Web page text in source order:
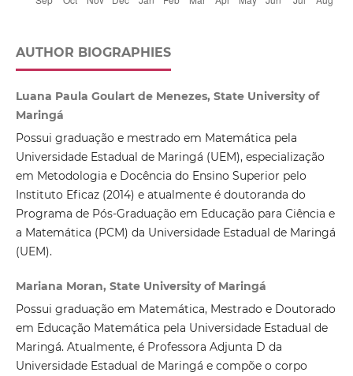
AUTHOR BIOGRAPHIES
Luana Paula Goulart de Menezes, State University of
Maringá
Possui graduação e mestrado em Matemática pela
Universidade Estadual de Maringá (UEM), especialização
em Metodologia e Docência do Ensino Superior pelo
Instituto Eficaz (2014) e atualmente é doutoranda do
Programa de Pós-Graduação em Educação para Ciência e
a Matemática (PCM) da Universidade Estadual de Maringá
(UEM).
Mariana Moran, State University of Maringá
Possui graduação em Matemática, Mestrado e Doutorado
em Educação Matemática pela Universidade Estadual de
Maringá. Atualmente, é Professora Adjunta D da
Universidade Estadual de Maringá e compõe o corpo